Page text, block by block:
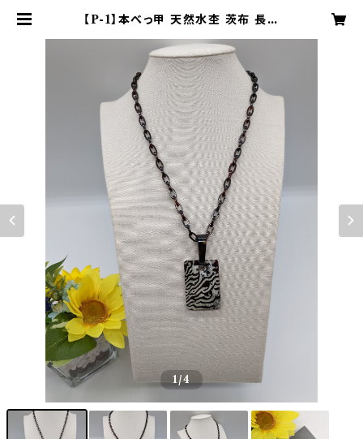
【P-1】本べっ甲 天然水杢 茨布 長方
っ甲 安龍工房
1/4